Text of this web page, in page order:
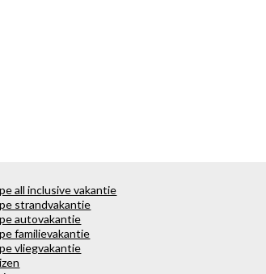
all inclusive vakantie
strandvakantie
autovakantie
familievakantie
vliegvakantie